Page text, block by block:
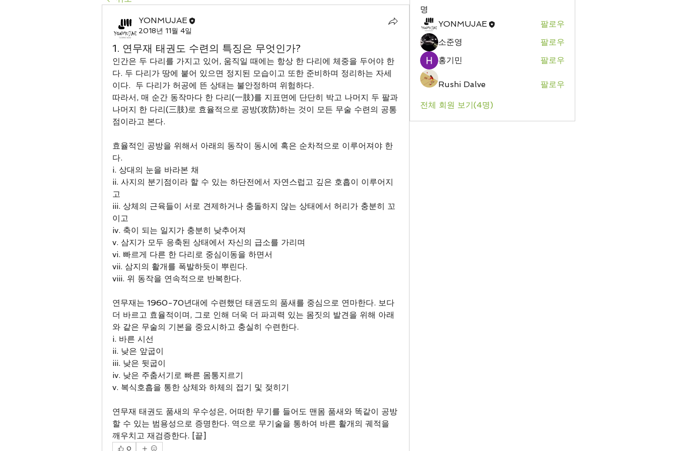
YONMUJAE
2018년 11월 4일
1. 연무재 태권도 수련의 특징은 무엇인가?
인간은 두 다리를 가지고 있어, 움직일 때에는 항상 한 다리에 체중을 두어야 한
다. 두 다리가 땅에 붙어 있으면 정지된 모습이고 또한 준비하며 정리하는 자세
이다.  두 다리가 허공에 뜬 상태는 불안정하며 위험하다.
따라서, 매 순간 동작마다 한 다리(一肢)를 지표면에 단단히 박고 나머지 두 팔과
나머지 한 다리(三肢)로 효율적으로 공방(攻防)하는 것이 모든 무술 수련의 공통
점이라고 본다.
효율적인 공방을 위해서 아래의 동작이 동시에 혹은 순차적으로 이루어져야 한
다.
i. 상대의 눈을 바라본 채
ii. 사지의 분기점이라 할 수 있는 하단전에서 자연스럽고 깊은 호흡이 이루어지
고
iii. 상체의 근육들이 서로 견제하거나 충돌하지 않는 상태에서 허리가 충분히 꼬
이고
iv. 축이 되는 일지가 충분히 낮추어져
v. 삼지가 모두 응축된 상태에서 자신의 급소를 가리며
vi. 빠르게 다른 한 다리로 중심이동을 하면서
vii. 삼지의 활개를 폭발하듯이 뿌린다.
viii. 위 동작을 연속적으로 반복한다.
연무재는 1960-70년대에 수련했던 태권도의 품새를 중심으로 연마한다. 보다
더 바르고 효율적이며, 그로 인해 더욱 더 파괴력 있는 몸짓의 발견을 위해 아래
와 같은 무술의 기본을 중요시하고 충실히 수련한다.
i. 바른 시선
ii. 낮은 앞굽이
iii. 낮은 뒷굽이
iv. 낮은 주춤서기로 빠른 몸통지르기
v. 복식호흡을 통한 상체와 하체의 접기 및 젖히기
연무재 태권도 품새의 우수성은, 어떠한 무기를 들어도 맨몸 품새와 똑같이 공방
할 수 있는 범용성으로 증명한다. 역으로 무기술을 통하여 바른 활개의 궤적을
깨우치고 재검증한다. [끝]
0
명
YONMUJAE
팔로우
소준영
팔로우
홍기민
팔로우
Rushi Dalve 팔로우
전체 회원 보기(4명)